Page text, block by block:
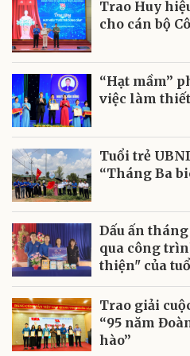
Trao Huy
cho cán bộ
“Hạt mầm”
việc làm
Tuổi trẻ
“Tháng Ba
Dấu ấn
qua công
thiện" của
Trao giải
“95 năm
hào”